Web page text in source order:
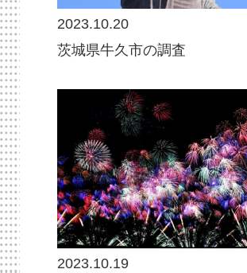
2023.10.20
茨城県牛久市の調査
2023.10.19